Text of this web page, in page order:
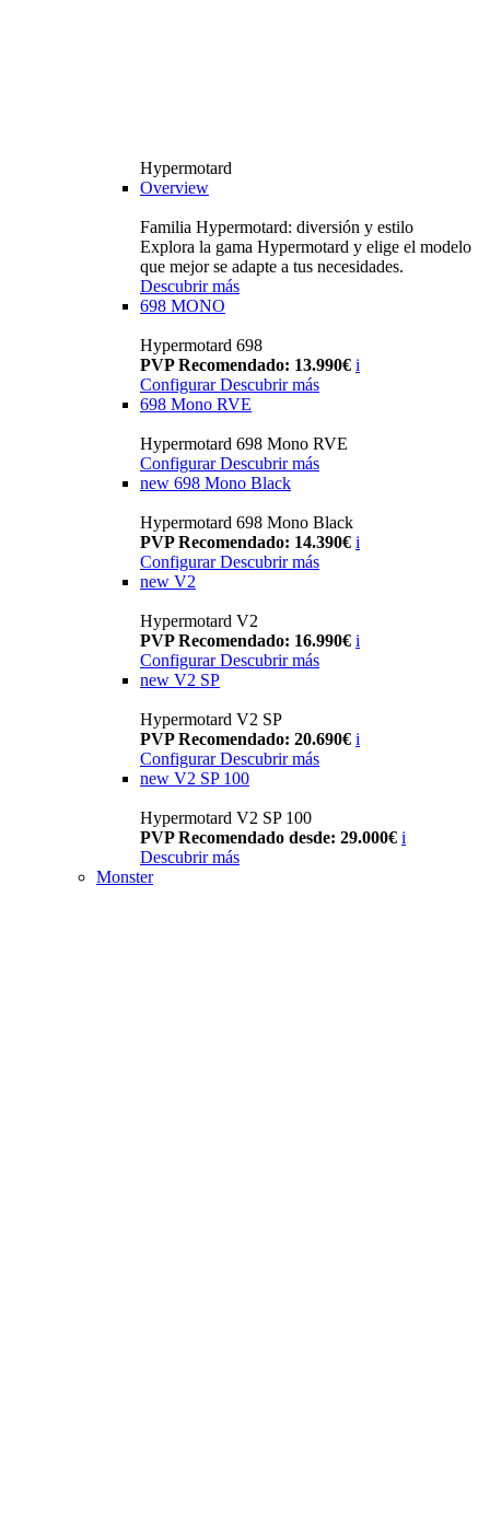
Hypermotard
Overview
Familia Hypermotard: diversión y estilo
Explora la gama Hypermotard y elige el modelo
que mejor se adapte a tus necesidades.
Descubrir más
698 MONO
Hypermotard 698
PVP Recomendado: 13.990€ i
ConfigurarDescubrir más
698 Mono RVE
Hypermotard 698 Mono RVE
Configurar Descubrir más
new 698 Mono Black
Hypermotard 698 Mono Black
PVP Recomendado: 14.390€ i
Configurar Descubrir más
new V2
Hypermotard V2
PVP Recomendado: 16.990€ i
Configurar Descubrir más
new V2 SP
Hypermotard V2 SP
PVP Recomendado: 20.690€ i
Configurar Descubrir más
new V2 SP 100
Hypermotard V2 SP 100
PVP Recomendado desde: 29.000€ i
Descubrir más
Monster